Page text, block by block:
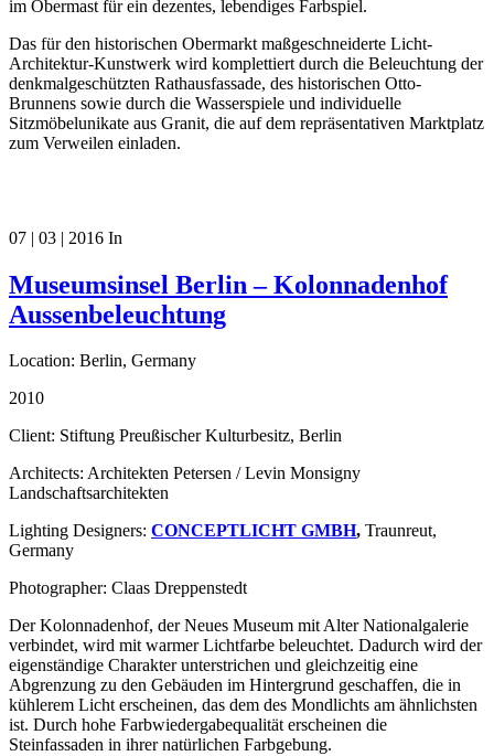
im Obermast für ein dezentes, lebendiges Farbspiel.
Das für den historischen Obermarkt maßgeschneiderte Licht-
Architektur-Kunstwerk wird komplettiert durch die Beleuchtung der
denkmalgeschützten Rathausfassade, des historischen Otto-
Brunnens sowie durch die Wasserspiele und individuelle
Sitzmöbelunikate aus Granit, die auf dem repräsentativen Marktplatz
zum Verweilen einladen.
07 | 03 | 2016 In
Museumsinsel Berlin – Kolonnadenhof
Aussenbeleuchtung
Location: Berlin, Germany
2010
Client: Stiftung Preußischer Kulturbesitz, Berlin
Architects: Architekten Petersen / Levin Monsigny
Landschaftsarchitekten
Lighting Designers: CONCEPTLICHT GMBH, Traunreut,
Germany
Photographer: Claas Dreppenstedt
Der Kolonnadenhof, der Neues Museum mit Alter Nationalgalerie
verbindet, wird mit warmer Lichtfarbe beleuchtet. Dadurch wird der
eigenständige Charakter unterstrichen und gleichzeitig eine
Abgrenzung zu den Gebäuden im Hintergrund geschaffen, die in
kühlerem Licht erscheinen, das dem des Mondlichts am ähnlichsten
ist. Durch hohe Farbwiedergabequalität erscheinen die
Steinfassaden in ihrer natürlichen Farbgebung.